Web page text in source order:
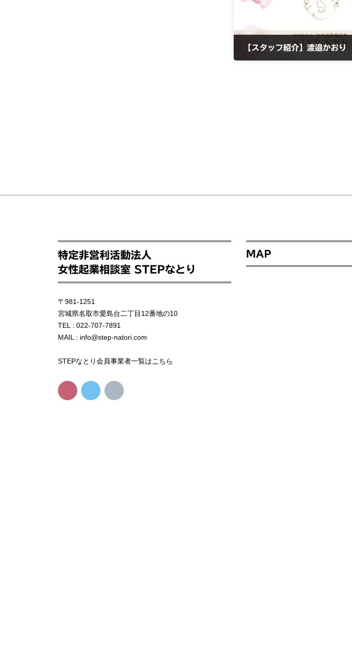
【スタッフ紹介】渡邉かおり
特定非営利活動法人
女性起業相談室 STEPなとり
〒981-1251
宮城県名取市愛島台二丁目12番地の10
TEL : 022-707-7891
MAIL : info@step-natori.com
STEPなとり会員事業者一覧はこちら
MAP